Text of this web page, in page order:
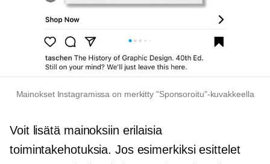
Mainokset Instagramissa on merkitty "Sponsoroitu"-kuvakkeella
Voit lisätä mainoksiin erilaisia ​​
toimintakehotuksia. Jos esimerkiksi esittelet